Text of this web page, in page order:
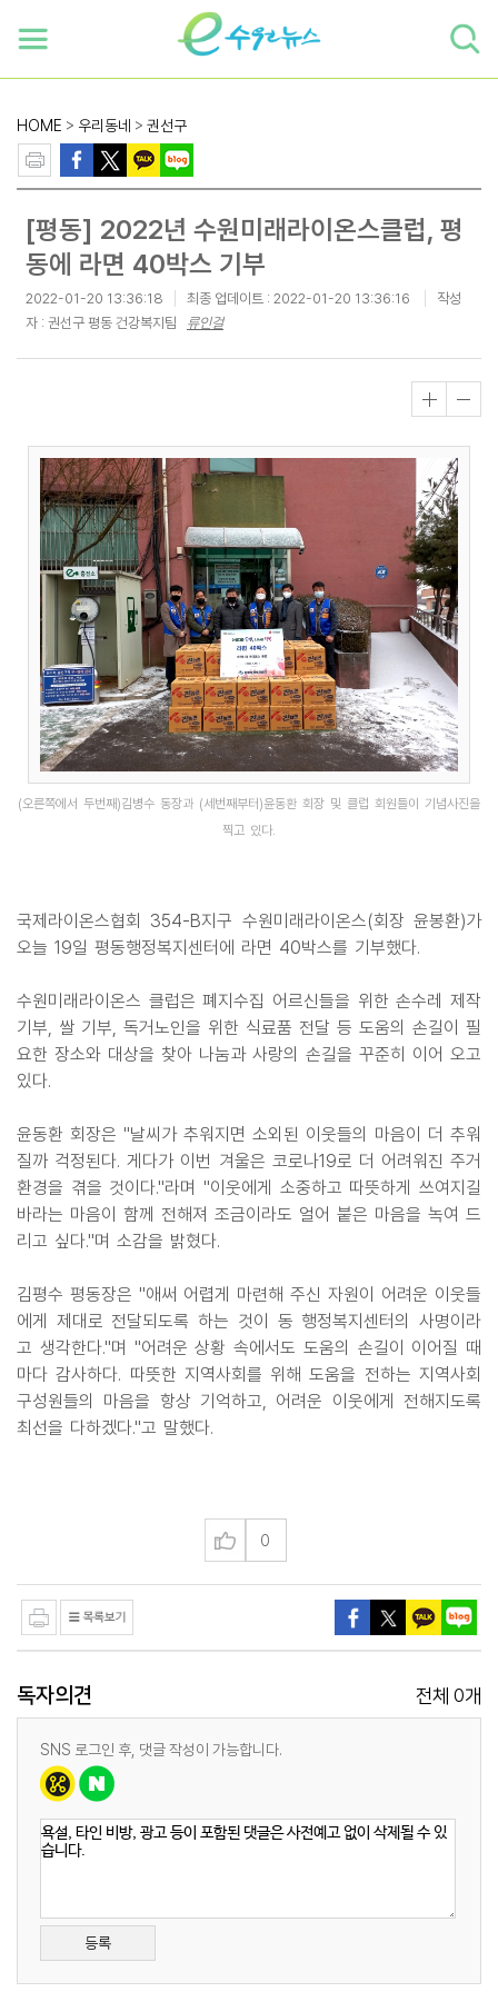
HOME > 우리동네 > 권선구
[평동] 2022년 수원미래라이온스클럽, 평
동에 라면 40박스 기부
2022-01-20 13:36:18 최종 업데이트 : 2022-01-20 13:36:16
작성
자 : 권선구 평동 건강복지팀 류인걸
(오른쪽에서 두번째)김병수 동장과 (세번째부터)윤동환 회장 및 클럽 회원들이 기념사진을
찍고 있다.
국제라이온스협회 354-B지구 수원미래라이온스(회장 윤봉환)가
오늘 19일 평동행정복지센터에 라면 40박스를 기부했다.
수원미래라이온스 클럽은 폐지수집 어르신들을 위한 손수레 제작
기부, 쌀 기부, 독거노인을 위한 식료품 전달 등 도움의 손길이 필
요한 장소와 대상을 찾아 나눔과 사랑의 손길을 꾸준히 이어 오고
있다.
윤동환 회장은 "날씨가 추워지면 소외된 이웃들의 마음이 더 추워
질까 걱정된다. 게다가 이번 겨울은 코로나19로 더 어려워진 주거
환경을 겪을 것이다."라며 "이웃에게 소중하고 따뜻하게 쓰여지길
바라는 마음이 함께 전해져 조금이라도 얼어 붙은 마음을 녹여 드
리고 싶다."며 소감을 밝혔다.
김평수 평동장은 "애써 어렵게 마련해 주신 자원이 어려운 이웃들
에게 제대로 전달되도록 하는 것이 동 행정복지센터의 사명이라
고 생각한다."며 "어려운 상황 속에서도 도움의 손길이 이어질 때
마다 감사하다. 따뜻한 지역사회를 위해 도움을 전하는 지역사회
구성원들의 마음을 항상 기억하고, 어려운 이웃에게 전해지도록
최선을 다하겠다."고 말했다.
0
독자의견 전체 0개
SNS 로그인 후, 댓글 작성이 가능합니다.
등록